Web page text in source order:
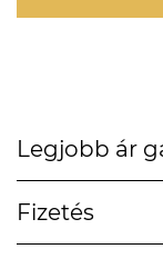
Legjobb ár
Fizetés